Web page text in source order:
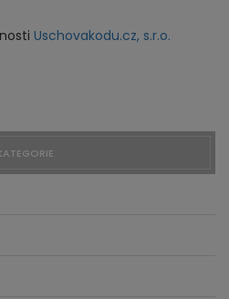
Uschovakodu.cz, s.r.o.